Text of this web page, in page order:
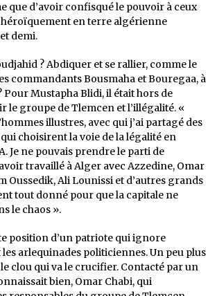
que d’avoir confisqué le pouvoir à ceux
héroïquement en terre algérienne
demi.
? Abdiquer et se rallier, comme le
commandants Bousmaha et Bouregaa, à
Pour Mustapha Blidi, il était hors de
le groupe de Tlemcen et l’illégalité. «
illustres, avec qui j’ai partagé des
choisirent la voie de la légalité en
Je ne pouvais prendre le parti de
travaillé à Alger avec Azzedine, Omar
Oussedik, Ali Lounissi et d’autres grands
tout donné pour que la capitale ne
le chaos ».
position d’un patriote qui ignore
arlequinades politiciennes. Un peu plus
clou qui va le crucifier. Contacté par un
bien, Omar Chabi, qui